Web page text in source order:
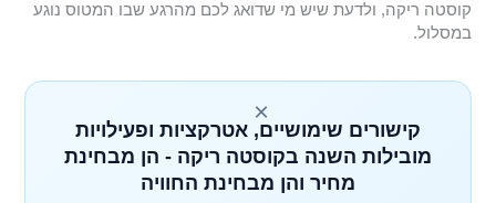
קוסטה ריקה, ולדעת שיש מי שדואג לכם מהרגע שבו המטוס נוגע
במסלול.
×
קישורים שימושיים, אטרקציות ופעילויות
מובילות השנה בקוסטה ריקה - הן מבחינת
מחיר והן מבחינת החוויה